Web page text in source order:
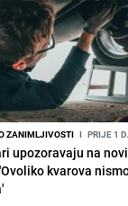
ZANIMLJIVOSTI I PRIJE 1
upozoravaju na novi
kvarova